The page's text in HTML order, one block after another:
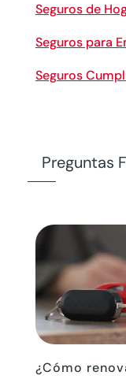
Seguros de
Seguros para
Seguros
Preguntas
¿Cómo